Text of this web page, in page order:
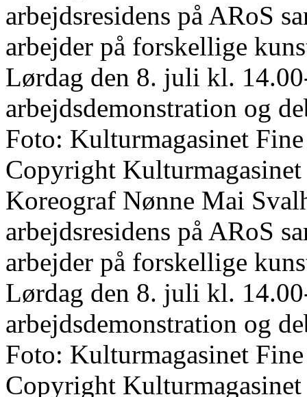
arbejdsresidens på ARoS
arbejder på forskellige
Lørdag den 8. juli kl.
arbejdsdemonstration og
Foto: Kulturmagasinet
Copyright
Koreograf Nønne Mai
arbejdsresidens på ARoS
arbejder på forskellige
Lørdag den 8. juli kl.
arbejdsdemonstration og
Foto: Kulturmagasinet
Copyright